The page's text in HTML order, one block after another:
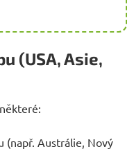
(USA, Asie,
(např. Austrálie, Nový